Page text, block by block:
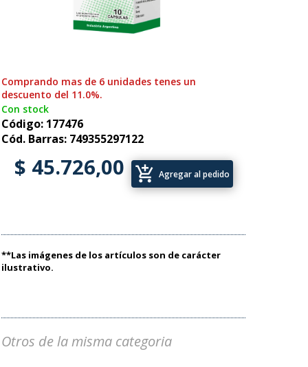
Comprando mas de 6 unidades tenes un
descuento del 11.0%.
Con stock
Código: 177476
Cód. Barras: 749355297122
$ 45.726,00 add_shopping_cart Agregar al pedido
**Las imágenes de los artículos son de carácter
ilustrativo.
Otros de la misma categoria